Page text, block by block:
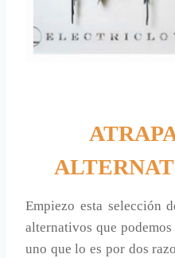
Empiezo esta selección
alternativos que
uno que lo es por dos